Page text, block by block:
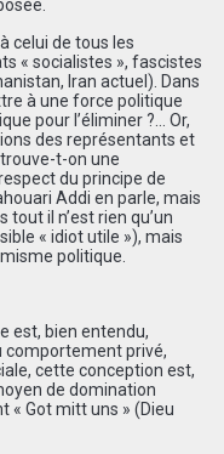
celui de tous les
« socialistes », fascistes
Iran actuel). Dans
à une force politique
pour l’éliminer ?… Or,
des représentants et
t-on une
du principe de
Addi en parle, mais
il n’est rien qu’un
« idiot utile »), mais
politique.
est, bien entendu,
comportement privé,
cette conception est,
de domination
« Got mitt uns » (Dieu